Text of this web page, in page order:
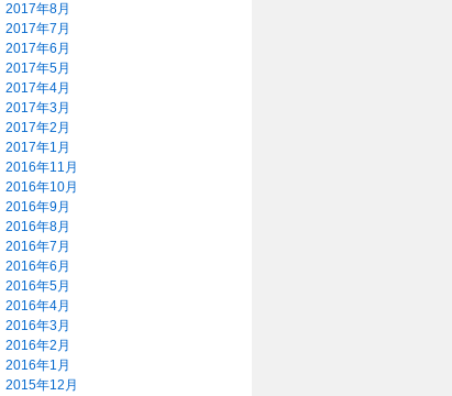
2017年8月
2017年7月
2017年6月
2017年5月
2017年4月
2017年3月
2017年2月
2017年1月
2016年11月
2016年10月
2016年9月
2016年8月
2016年7月
2016年6月
2016年5月
2016年4月
2016年3月
2016年2月
2016年1月
2015年12月